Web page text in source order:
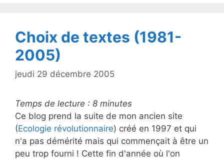
k
Choix de textes (1981-
2005)
jeudi 29 décembre 2005
Temps de lecture : 8 minutes
Ce blog prend la suite de mon ancien site
(Ecologie révolutionnaire) créé en 1997 et qui
n'a pas démérité mais qui commençait à être un
peu trop fourni ! Cette fin d'année où l'on